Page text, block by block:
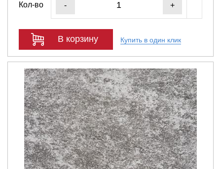
Кол-во - +
В корзину Купить в один клик